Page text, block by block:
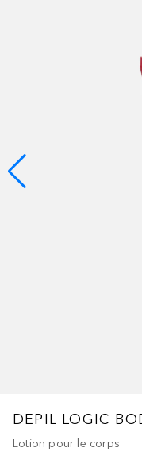
DEPIL LOGIC
Lotion pour le corps